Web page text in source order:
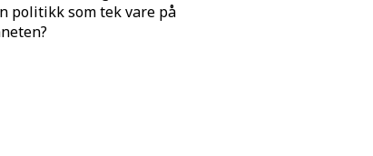
politikk som tek vare på